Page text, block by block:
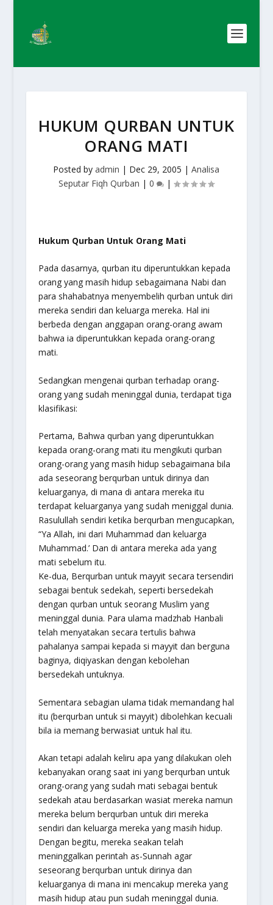
HUKUM QURBAN UNTUK
ORANG MATI
Posted byadmin | Dec 29, 2005 |Analisa
Seputar Fiqh Qurban |0 |
Hukum Qurban Untuk Orang Mati
Pada dasarnya, qurban itu diperuntukkan kepada
orang yang masih hidup sebagaimana Nabi dan
para shahabatnya menyembelih qurban untuk diri
mereka sendiri dan keluarga mereka. Hal ini
berbeda dengan anggapan orang-orang awam
bahwa ia diperuntukkan kepada orang-orang
mati.
Sedangkan mengenai qurban terhadap orang-
orang yang sudah meninggal dunia, terdapat tiga
klasifikasi:
Pertama, Bahwa qurban yang diperuntukkan
kepada orang-orang mati itu mengikuti qurban
orang-orang yang masih hidup sebagaimana bila
ada seseorang berqurban untuk dirinya dan
keluarganya, di mana di antara mereka itu
terdapat keluarganya yang sudah meniggal dunia.
Rasulullah sendiri ketika berqurban mengucapkan,
“Ya Allah, ini dari Muhammad dan keluarga
Muhammad.’Dan di antara mereka ada yang
mati sebelum itu.
Ke-dua, Berqurban untuk mayyit secara tersendiri
sebagai bentuk sedekah, seperti bersedekah
dengan qurban untuk seorang Muslim yang
meninggal dunia. Para ulama madzhab Hanbali
telah menyatakan secara tertulis bahwa
pahalanya sampai kepada si mayyit dan berguna
baginya, diqiyaskan dengan kebolehan
bersedekah untuknya.
Sementara sebagian ulama tidak memandang hal
itu (berqurban untuk si mayyit) dibolehkan kecuali
bila ia memang berwasiat untuk hal itu.
Akan tetapi adalah keliru apa yang dilakukan oleh
kebanyakan orang saat ini yang berqurban untuk
orang-orang yang sudah mati sebagai bentuk
sedekah atau berdasarkan wasiat mereka namun
mereka belum berqurban untuk diri mereka
sendiri dan keluarga mereka yang masih hidup.
Dengan begitu, mereka seakan telah
meninggalkan perintah as-Sunnah agar
seseorang berqurban untuk dirinya dan
keluarganya di mana ini mencakup mereka yang
masih hidup atau pun sudah meninggal dunia.